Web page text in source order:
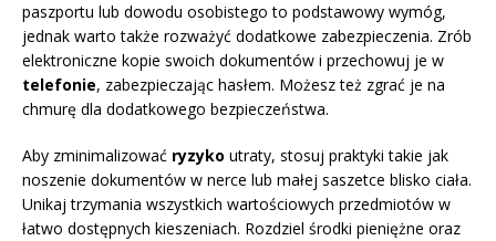
paszportu lub dowodu osobistego to podstawowy wymóg,
jednak warto także rozważyć dodatkowe zabezpieczenia. Zrób
elektroniczne kopie swoich dokumentów i przechowuj je w
telefonie, zabezpieczając hasłem. Możesz też zgrać je na
chmurę dla dodatkowego bezpieczeństwa.
Aby zminimalizować ryzyko utraty, stosuj praktyki takie jak
noszenie dokumentów w nerce lub małej saszetce blisko ciała.
Unikaj trzymania wszystkich wartościowych przedmiotów w
łatwo dostępnych kieszeniach. Rozdziel środki pieniężne oraz